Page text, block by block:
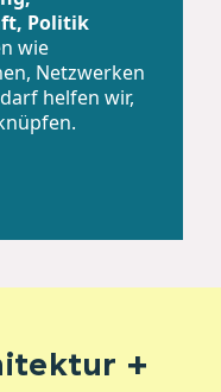
Politik
wie
Netzwerken
helfen wir,
+